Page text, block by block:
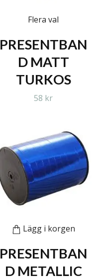
Flera val
PRESENTBAN
D MATT
TURKOS
58 kr
Lägg i korgen
PRESENTBAN
D METALLIC